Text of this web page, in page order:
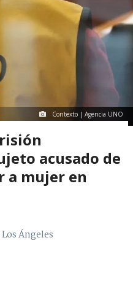
Contexto | Agencia UNO
acusado de
a mujer en
Ángeles